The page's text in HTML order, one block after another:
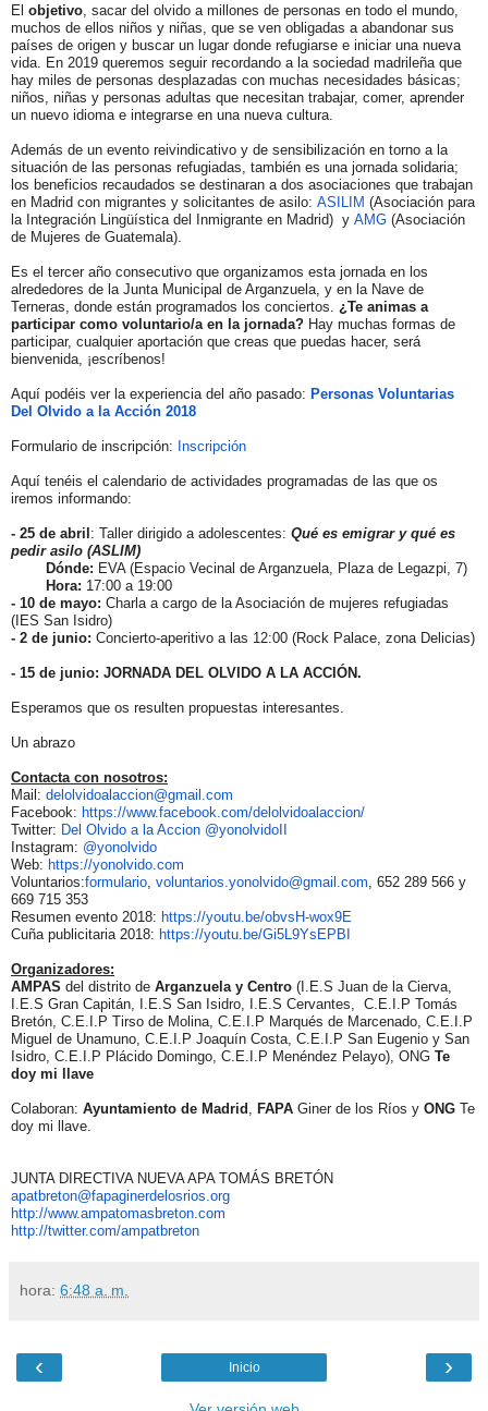
El objetivo , sacar del olvido a millones de personas en todo el mundo,
muchos de ellos niños y niñas, que se ven obligadas a abandonar sus
países de origen y buscar un lugar donde refugiarse e iniciar una nueva
vida. En 2019 queremos seguir recordando a la sociedad madrileña que
hay miles de personas desplazadas con muchas necesidades básicas;
niños, niñas y personas adultas que necesitan trabajar, comer, aprender
un nuevo idioma e integrarse en una nueva cultura.
Además de un evento reivindicativo y de sensibilización en torno a la
situación de las personas refugiadas, también es una jornada solidaria;
los beneficios recaudados se destinaran a dos asociaciones que trabajan
en Madrid con migrantes y solicitantes de asilo: ASILIM (Asociación para
la Integración Lingüística del Inmigrante en Madrid) y AMG (Asociación
de Mujeres de Guatemala).
Es el tercer año consecutivo que organizamos esta jornada en los
alrededores de la Junta Municipal de Arganzuela, y en la Nave de
Terneras, donde están programados los conciertos. ¿Te animas a
participar como voluntario/a en la jornada? Hay muchas formas de
participar, cualquier aportación que creas que puedas hacer, será
bienvenida, ¡escríbenos!
Aquí podéis ver la experiencia del año pasado: Personas Voluntarias
Del Olvido a la Acción 2018
Formulario de inscripción: Inscripción
Aquí tenéis el calendario de actividades programadas de las que os
iremos informando:
- 25 de abril: Taller dirigido a adolescentes: Qué es emigrar y qué es
pedir asilo (ASLIM)
Dónde: EVA (Espacio Vecinal de Arganzuela, Plaza de Legazpi, 7)
Hora: 17:00 a 19:00
- 10 de mayo: Charla a cargo de la Asociación de mujeres refugiadas
(IES San Isidro)
- 2 de junio: Concierto-aperitivo a las 12:00 (Rock Palace, zona Delicias)
- 15 de junio: JORNADA DEL OLVIDO A LA ACCIÓN.
Esperamos que os resulten propuestas interesantes.
Un abrazo
Contacta con nosotros:
Mail: delolvidoalaccion@gmail.com
Facebook: https://www.facebook.com/delolvidoalaccion/
Twitter: Del Olvido a la Accion @yonolvidoII
Instagram: @yonolvido
Web: https://yonolvido.com
Voluntarios:formulario voluntarios.yonolvido@gmail. com , 652 289 566 y
669 715 353
Resumen evento 2018: https://youtu.be/obvsH-wox9E
Cuña publicitaria 2018: https://youtu.be/Gi5L9YsEPBI
Organizadores:
AMPAS del distrito de Arganzuela y Centro (I.E.S Juan de la Cierva,
I.E.S Gran Capitán, I.E.S San Isidro, I.E.S Cervantes, C.E.I.P Tomás
Bretón, C.E.I.P Tirso de Molina, C.E.I.P Marqués de Marcenado, C.E.I.P
Miguel de Unamuno, C.E.I.P Joaquín Costa, C.E.I.P San Eugenio y San
Isidro, C.E.I.P Plácido Domingo, C.E.I.P Menéndez Pelayo), ONG Te
doy mi llave
Colaboran: Ayuntamiento de Madrid FAPA Giner de los Ríos y ONG Te
doy mi llave.
JUNTA DIRECTIVA NUEVA APA TOMÁS BRETÓN
apatbreton@fapaginerdelosrios. org
http://www.ampatomasbreton.com
http://twitter.com/ampatbreton
hora: 6:48 a. m.
‹ ›
Inicio